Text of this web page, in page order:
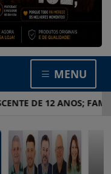
MENU
DE 12 ANOS; FAMÍLIA